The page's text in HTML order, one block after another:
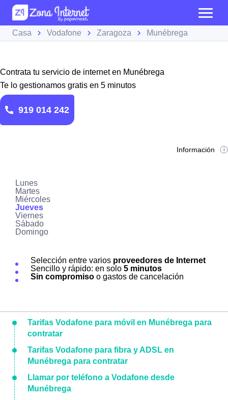
Casa Vodafone Zaragoza Munébrega
Contrata tu servicio de internet en Munébrega
Te lo gestionamos gratis en 5 minutos
919 014 242
Información
Lunes
Martes
Miércoles
Jueves
Viernes
Sábado
Domingo
Selección entre varios proveedores de Internet
Sencillo y rápido: en solo 5 minutos
Sin compromiso o gastos de cancelación
Tarifas Vodafone para móvil en Munébrega para
contratar
Tarifas Vodafone para fibra y ADSL en
Munébrega para contratar
Llamar por teléfono a Vodafone desde
Munébrega